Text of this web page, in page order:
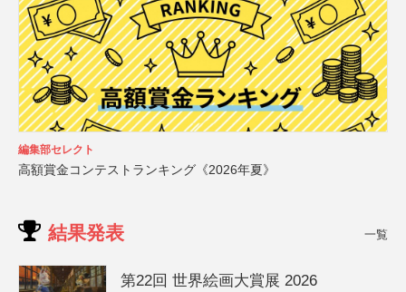
編集部セレクト
高額賞金コンテストランキング《2026年夏》
結果発表 一覧
第22回 世界絵画大賞展 2026